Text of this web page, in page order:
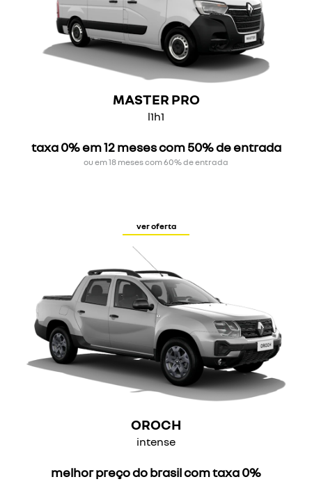
MASTER PRO
l1h1
taxa 0% em 12 meses com 50% de entrada
ou em 18 meses com 60% de entrada
ver oferta
OROCH
intense
melhor preço do brasil com taxa 0%